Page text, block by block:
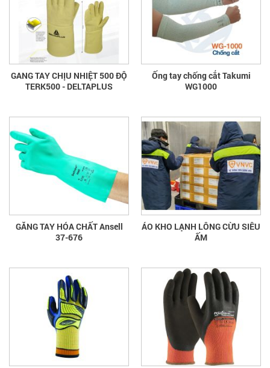
GANG TAY CHỊU NHIỆT 500 ĐỘ
TERK500 - DELTAPLUS
Ống tay chống cắt Takumi
WG1000
GĂNG TAY HÓA CHẤT Ansell
37-676
ÁO KHO LẠNH LÔNG CỪU SIÊU
ẤM